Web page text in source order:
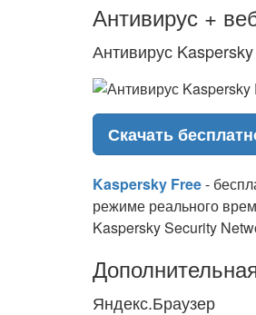
Антивирус +
Антивирус
Скачать
Kaspersky Free-
режиме реального
Kaspersky Security
Яндекс.Браузер